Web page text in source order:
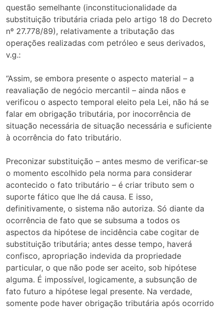
questão semelhante (inconstitucionalidade da
substituição tributária criada pelo artigo 18 do Decreto
nº 27.778/89), relativamente a tributação das
operações realizadas com petróleo e seus derivados,
v.g.:
“Assim, se embora presente o aspecto material – a
reavaliação de negócio mercantil – ainda nãos e
verificou o aspecto temporal eleito pela Lei, não há se
falar em obrigação tributária, por inocorrência de
situação necessária de situação necessária e suficiente
à ocorrência do fato tributário.
Preconizar substituição – antes mesmo de verificar-se
o momento escolhido pela norma para considerar
acontecido o fato tributário – é criar tributo sem o
suporte fático que lhe dá causa. E isso,
definitivamente, o sistema não autoriza. Só diante da
ocorrência de fato que se subsuma a todos os
aspectos da hipótese de incidência cabe cogitar de
substituição tributária; antes desse tempo, haverá
confisco, apropriação indevida da propriedade
particular, o que não pode ser aceito, sob hipótese
alguma. É impossível, logicamente, a subsunção de
fato futuro a hipótese legal presente. Na verdade,
somente pode haver obrigação tributária após ocorrido